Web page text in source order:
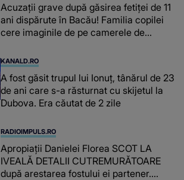
Acuzații grave după găsirea fetiței de 11
ani dispărute în Bacău! Familia copilei
cere imaginile de pe camerele de
mea...”
KANALD.RO
A fost găsit trupul lui Ionuț, tânărul de 23
de ani care s-a răsturnat cu skijetul la
Dubova. Era căutat de 2 zile
RADIOIMPULS.RO
Apropiații Danielei Florea SCOT LA
IVEALĂ DETALII CUTREMURĂTOARE
după arestarea fostului ei partener.